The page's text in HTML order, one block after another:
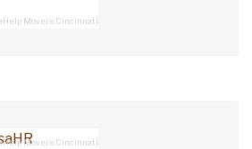
Movers Cincinnati
Movers Cincinnati